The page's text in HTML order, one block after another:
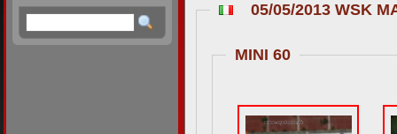
05/05/2013 WSK
MINI 60